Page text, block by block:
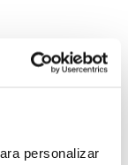
personalizar